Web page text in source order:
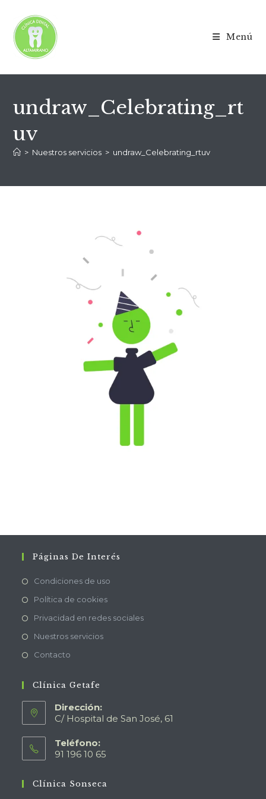
Menú
undraw_Celebrating_rt
uv
> Nuestros servicios > undraw_Celebrating_rtuv
Páginas De Interés
Condiciones de uso
Política de cookies
Privacidad en redes sociales
Nuestros servicios
Contacto
Clínica Getafe
Dirección:
C/ Hospital de San José, 61
Teléfono:
91 196 10 65
Clínica Sonseca